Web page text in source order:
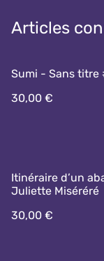
Articles
Sumi - Sans titre
30,00 €
Itinéraire d’un
Juliette Miséréré
30,00 €